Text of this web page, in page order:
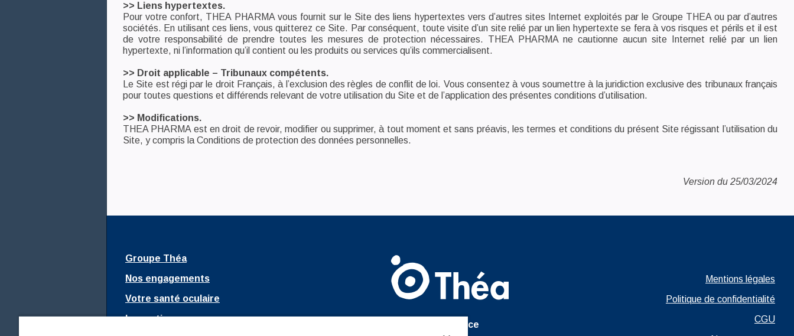
>> Liens hypertextes.
Pour votre confort, THEA PHARMA vous fournit sur le Site des liens hypertextes vers d’autres sites Internet exploités par le Groupe THEA ou par d’autres
sociétés. En utilisant ces liens, vous quitterez ce Site. Par conséquent, toute visite d’un site relié par un lien hypertexte se fera à vos risques et périls et il est
de votre responsabilité de prendre toutes les mesures de protection nécessaires. THEA PHARMA ne cautionne aucun site Internet relié par un lien
hypertexte, ni l’information qu’il contient ou les produits ou services qu’ils commercialisent.
>> Droit applicable – Tribunaux compétents.
Le Site est régi par le droit Français, à l’exclusion des règles de conflit de loi. Vous consentez à vous soumettre à la juridiction exclusive des tribunaux français
pour toutes questions et différends relevant de votre utilisation du Site et de l’application des présentes conditions d’utilisation.
>> Modifications.
THEA PHARMA est en droit de revoir, modifier ou supprimer, à tout moment et sans préavis, les termes et conditions du présent Site régissant l’utilisation du
Site, y compris la Conditions de protection des données personnelles.
Version du 25/03/2024
Théa France
Groupe Théa
Nos engagements
Votre santé oculaire
Innovations
Ouvrir dans un
Mentions légales
Ouvrir dans un nouvel onglet
Politique de confidentialité
Ouvrir
CGU